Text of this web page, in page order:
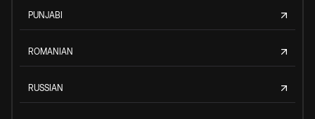
PUNJABI
ROMANIAN
RUSSIAN